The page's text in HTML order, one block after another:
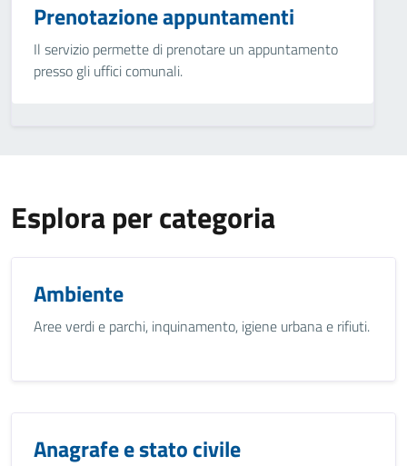
Prenotazione appuntamenti
Il servizio permette di prenotare un appuntamento
presso gli uffici comunali.
Esplora per categoria
Ambiente
Aree verdi e parchi, inquinamento, igiene urbana e rifiuti.
Anagrafe e stato civile